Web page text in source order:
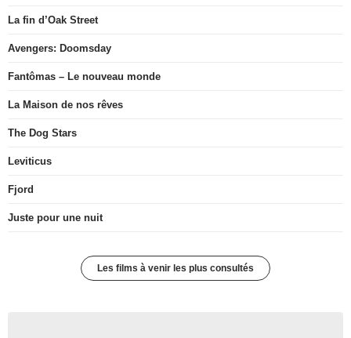
La fin d’Oak Street
Avengers: Doomsday
Fantômas – Le nouveau monde
La Maison de nos rêves
The Dog Stars
Leviticus
Fjord
Juste pour une nuit
Les films à venir les plus consultés